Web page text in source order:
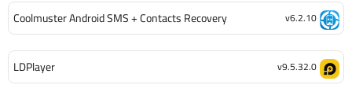
Coolmuster Android SMS + Contacts Recovery v6.2.10
LDPlayer v9.5.32.0